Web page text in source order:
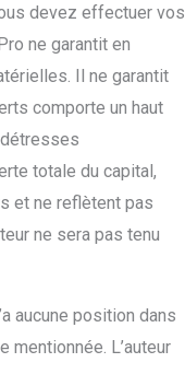
devez effectuer vos
ne garantit en
Il ne garantit
comporte un haut
totale du capital,
et ne reflètent pas
ne sera pas tenu
aucune position dans
mentionnée. L’auteur